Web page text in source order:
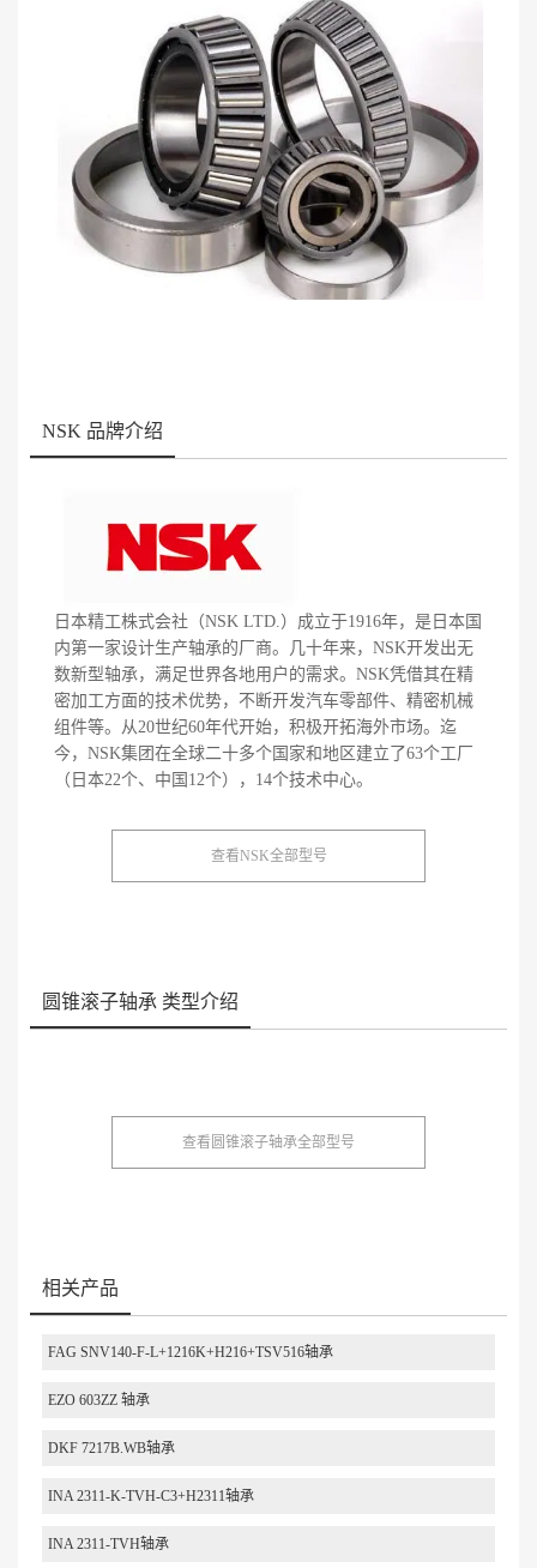
NSK 品牌介绍
日本精工株式会社（NSK LTD.）成立于1916年，是日本国
内第一家设计生产轴承的厂商。几十年来，NSK开发出无
数新型轴承，满足世界各地用户的需求。NSK凭借其在精
密加工方面的技术优势，不断开发汽车零部件、精密机械
组件等。从20世纪60年代开始，积极开拓海外市场。迄
今，NSK集团在全球二十多个国家和地区建立了63个工厂
（日本22个、中国12个），14个技术中心。
查看NSK全部型号
圆锥滚子轴承 类型介绍
查看圆锥滚子轴承全部型号
相关产品
FAG SNV140-F-L+1216K+H216+TSV516轴承
EZO 603ZZ 轴承
DKF 7217B.WB轴承
INA 2311-K-TVH-C3+H2311轴承
INA 2311-TVH轴承